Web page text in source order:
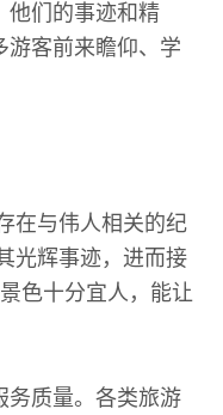
他们的事迹和精
游客前来瞻仰、学
在与伟人相关的纪
光辉事迹，进而接
色十分宜人，能让
务质量。各类旅游